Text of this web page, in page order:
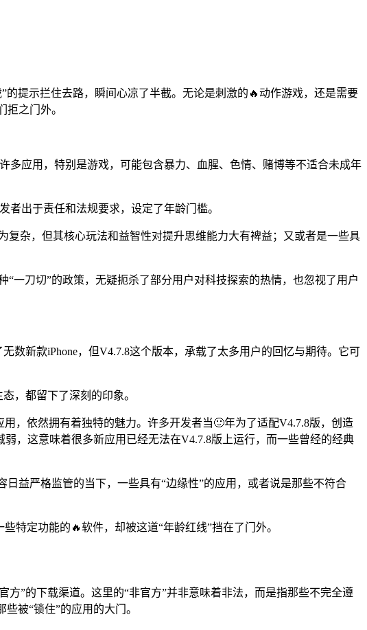
提示拦住去路，瞬间心凉了半截。无论是刺激的🔥动作游戏，还是需要
之门外。
应用，特别是游戏，可能包含暴力、血腥、色情、赌博等不适合未成年
出于责任和法规要求，设定了年龄门槛。
杂，但其核心玩法和益智性对提升思维能力大有裨益；又或者是一些具
一刀切”的政策，无疑扼杀了部分用户对科技探索的热情，也忽视了用户
数新款iPhone，但V4.7.8这个版本，承载了太多用户的回忆与期待。它可
，都留下了深刻的印象。
，依然拥有着独特的魅力。许多开发者当🙂年为了适配V4.7.8版，创造
，这意味着很多新应用已经无法在V4.7.8版上运行，而一些曾经的经典
益严格监管的当下，一些具有“边缘性”的应用，或者说是那些不符合
特定功能的🔥软件，却被这道“年龄红线”挡在了门外。
方”的下载渠道。这里的“非官方”并非意味着非法，而是指那些不完全遵
被“锁住”的应用的大门。